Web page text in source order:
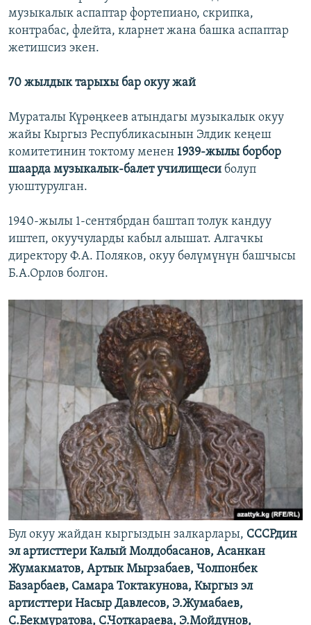
музыкалык аспаптар фортепиано, скрипка,
контрабас, флейта, кларнет жана башка аспаптар
жетишсиз экен.
70 жылдык тарыхы бар окуу жай
Мураталы Күрөңкеев атындагы музыкалык окуу
жайы Кыргыз Республикасынын Элдик кеңеш
комитетинин токтому менен 1939-жылы борбор
шаарда музыкалык-балет училищеси болуп
уюштурулган.
1940-жылы 1-сентябрдан баштап толук кандуу
иштеп, окуучуларды кабыл алышат. Алгачкы
директору Ф.А. Поляков, окуу бөлүмүнүн башчысы
Б.А.Орлов болгон.
Бул окуу жайдан кыргыздын залкарлары, СССРдин
эл артисттери Калый Молдобасанов, Асанкан
Жумакматов, Артык Мырзабаев, Чолпонбек
Базарбаев, Самара Токтакунова, Кыргыз эл
артисттери Насыр Давлесов, Э.Жумабаев,
С.Бекмуратова, С.Чоткараева, Э.Мойдунов,